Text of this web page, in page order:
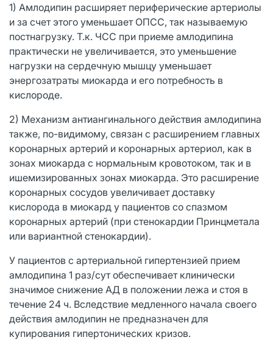
1) Амлодипин расширяет периферические артериолы
и за счет этого уменьшает ОПСС, так называемую
постнагрузку. Т.к. ЧСС при приеме амлодипина
практически не увеличивается, это уменьшение
нагрузки на сердечную мышцу уменьшает
энергозатраты миокарда и его потребность в
кислороде.
2) Механизм антиангинального действия амлодипина
также, по-видимому, связан с расширением главных
коронарных артерий и коронарных артериол, как в
зонах миокарда с нормальным кровотоком, так и в
ишемизированных зонах миокарда. Это расширение
коронарных сосудов увеличивает доставку
кислорода в миокард у пациентов со спазмом
коронарных артерий (при стенокардии Принцметала
или вариантной стенокардии).
У пациентов с артериальной гипертензией прием
амлодипина 1 раз/сут обеспечивает клинически
значимое снижение АД в положении лежа и стоя в
течение 24 ч. Вследствие медленного начала своего
действия амлодипин не предназначен для
купирования гипертонических кризов.